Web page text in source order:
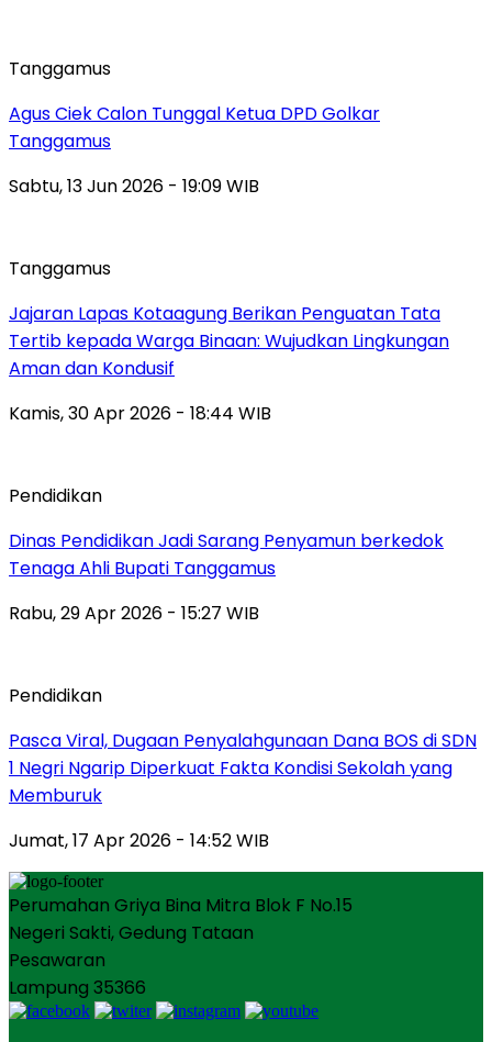
Tanggamus
Agus Ciek Calon Tunggal Ketua DPD Golkar
Tanggamus
Sabtu, 13 Jun 2026 - 19:09 WIB
Tanggamus
Jajaran Lapas Kotaagung Berikan Penguatan Tata
Tertib kepada Warga Binaan: Wujudkan Lingkungan
Aman dan Kondusif
Kamis, 30 Apr 2026 - 18:44 WIB
Pendidikan
Dinas Pendidikan Jadi Sarang Penyamun berkedok
Tenaga Ahli Bupati Tanggamus
Rabu, 29 Apr 2026 - 15:27 WIB
Pendidikan
Pasca Viral, Dugaan Penyalahgunaan Dana BOS di SDN
1 Negri Ngarip Diperkuat Fakta Kondisi Sekolah yang
Memburuk
Jumat, 17 Apr 2026 - 14:52 WIB
Perumahan Griya Bina Mitra Blok F No.15
Negeri Sakti, Gedung Tataan
Pesawaran
Lampung 35366